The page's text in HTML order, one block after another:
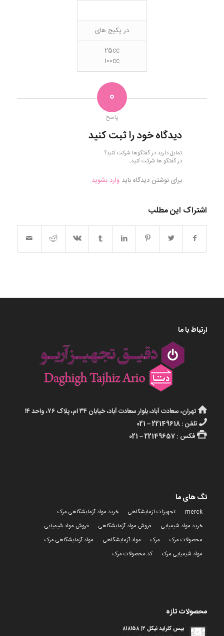
در پکیج های
25cc
100cc
0
پاسخ
دیدگاه خود را ثبت کنید
تمایل دارید در گفتگوها شرکت کنید؟
در گفتگو ها شرکت کنید.
برای نوشتن دیدگاه باید وارد بشوید.
اشتراک این مطلب
ارتباط با ما
تهران، سعادت آباد، بلوار سعادت آباد، خیابان ۳۴ ام، پلاک ۷۶، واحد ۱۴
تلفن : 22149618 – 021
فکس : 22149657 – 021
تگ های ما
merck تجهیزات ازمایشگاهی
خرید مواد آزمایشگاهی مرک
خرید مواد شیمیایی
فروش مواد آزمایشگاهی
فروش مواد شیمیایی
محصولات مرک
مرک مواد آزمایشگاهی
مواد آزمایشگاهی مرک
مواد شیمیایی مرک
کد محصولات مرک
محصولات تازه
بیس کلراید نیکل ۲| ۸۱۸۱۵۸